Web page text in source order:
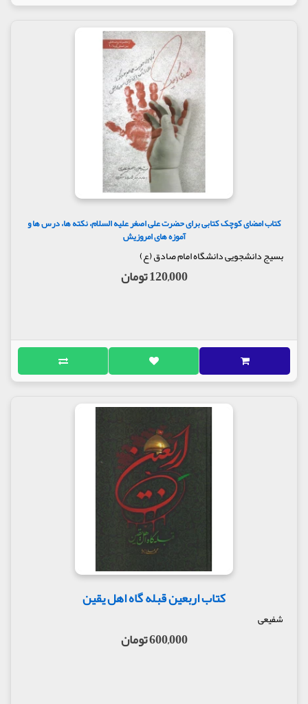
کتاب امضای کوچک کتابی برای حضرت علی اصغر علیه السلام، نکته ها، درس ها و
آموزه های امروزیش
بسیج دانشجویی دانشگاه امام صادق (ع)
120,000 تومان
کتاب اربعین قبله گاه اهل یقین
شفیعی
600,000 تومان